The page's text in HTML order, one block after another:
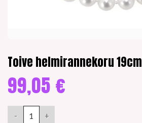
Toive helmirannekoru 19cm
99,05 €